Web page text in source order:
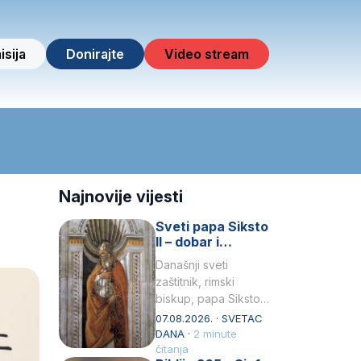
Donirajte Video stream
Najnovije vijesti
Sveti papa Siksto
II – dobar i
miroljubiv pastir
Današnji sveti
zaštitnik, rimski
biskup, papa Siksto
(Sixtus) II, prema
knjizi Liber
Pontificalis bio je
07.08.2026. · SVETAC
DANA · 2 minute
čitanja